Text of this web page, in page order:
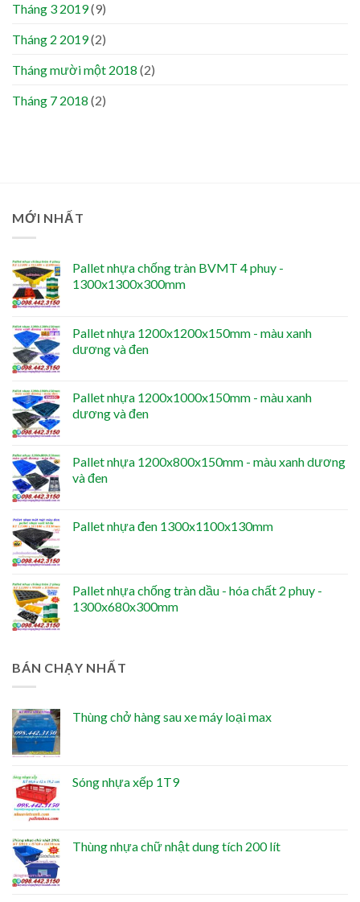
Tháng 3 2019(9)
Tháng 2 2019(2)
Tháng mười một 2018 (2)
Tháng 7 2018 (2)
MỚI NHẤT
Pallet nhựa chống tràn BVMT 4 phuy -
1300x1300x300mm
Pallet nhựa 1200x1200x150mm - màu xanh
dương và đen
Pallet nhựa 1200x1000x150mm - màu xanh
dương và đen
Pallet nhựa 1200x800x150mm - màu xanh dương
và đen
Pallet nhựa đen 1300x1100x130mm
Pallet nhựa chống tràn dầu - hóa chất 2 phuy -
1300x680x300mm
BÁN CHẠY NHẤT
Thùng chở hàng sau xe máy loại max
Sóng nhựa xếp 1T9
Thùng nhựa chữ nhật dung tích 200 lít